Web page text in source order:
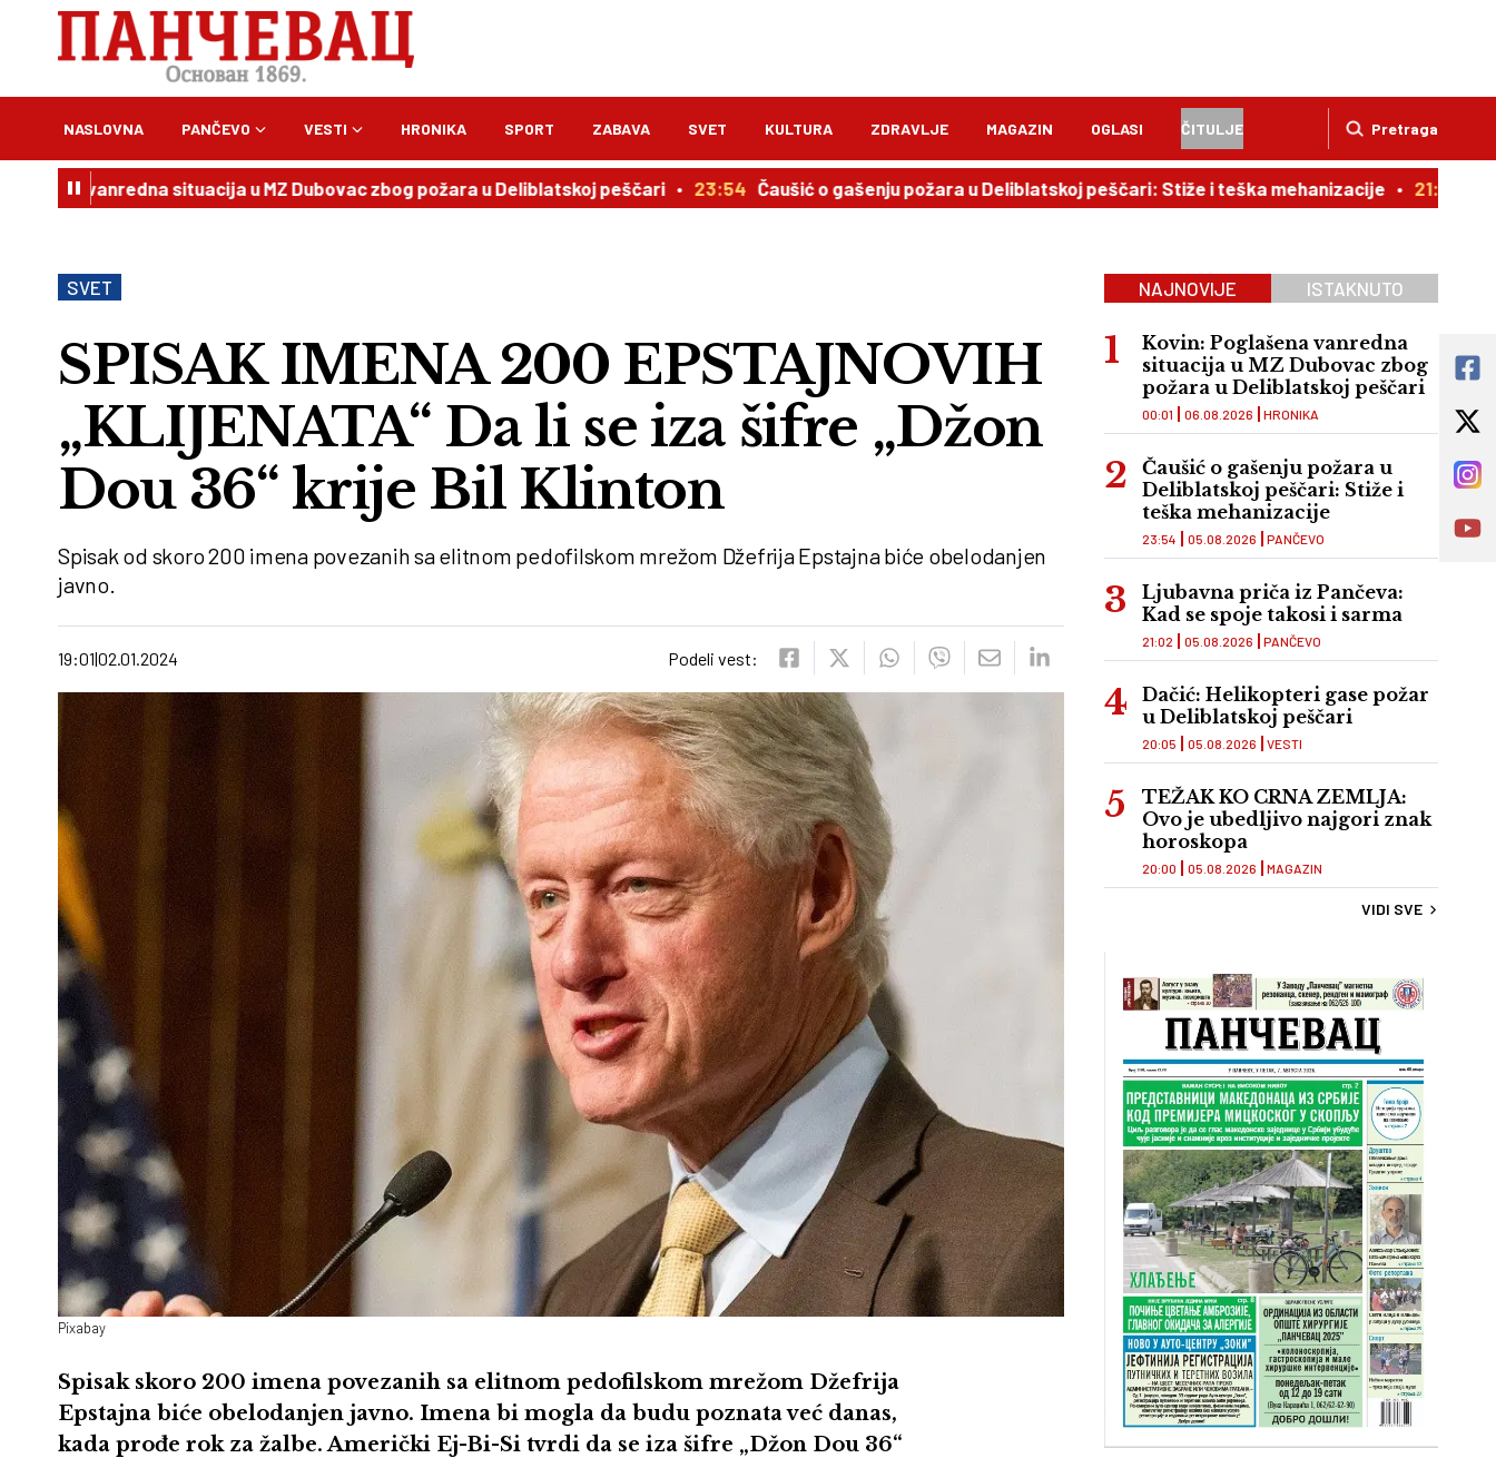
Pretraga
NASLOVNA PANČEVO VESTI HRONIKA SPORT ZABAVA SVET KULTURA ZDRAVLJE MAGAZIN OGLASI ČITULJE
vanredna situacija u MZ Dubovac zbog požara u Deliblatskoj peščari 23:54 Čaušić o gašenju požara u Deliblatskoj peščari: Stiže i teška mehanizacije 21:02 Ljubavna
SVET
SPISAK IMENA 200 EPSTAJNOVIH
„KLIJENATA“ Da li se iza šifre „Džon
Dou 36“ krije Bil Klinton
Spisak od skoro 200 imena povezanih sa elitnom pedofilskom mrežom Džefrija Epstajna biće obelodanjen
javno.
19:01 02.01.2024 Podeli vest:
Pixabay
Spisak skoro 200 imena povezanih sa elitnom pedofilskom mrežom Džefrija
Epstajna biće obelodanjen javno. Imena bi mogla da budu poznata već danas,
kada prođe rok za žalbe. Američki Ej-Bi-Si tvrdi da se iza šifre „Džon Dou 36“
NAJNOVIJE ISTAKNUTO
Kovin: Poglašena vanredna
situacija u MZ Dubovac zbog
požara u Deliblatskoj peščari
HRONIKA
00:01 06.08.2026
Čaušić o gašenju požara u
Deliblatskoj peščari: Stiže i
teška mehanizacije
PANČEVO
23:54 05.08.2026
Ljubavna priča iz Pančeva:
Kad se spoje takosi i sarma
PANČEVO
21:02 05.08.2026
Dačić: Helikopteri gase požar
u Deliblatskoj peščari
VESTI
20:05 05.08.2026
TEŽAK KO CRNA ZEMLJA:
Ovo je ubedljivo najgori znak
horoskopa
MAGAZIN
20:00 05.08.2026
VIDI SVE